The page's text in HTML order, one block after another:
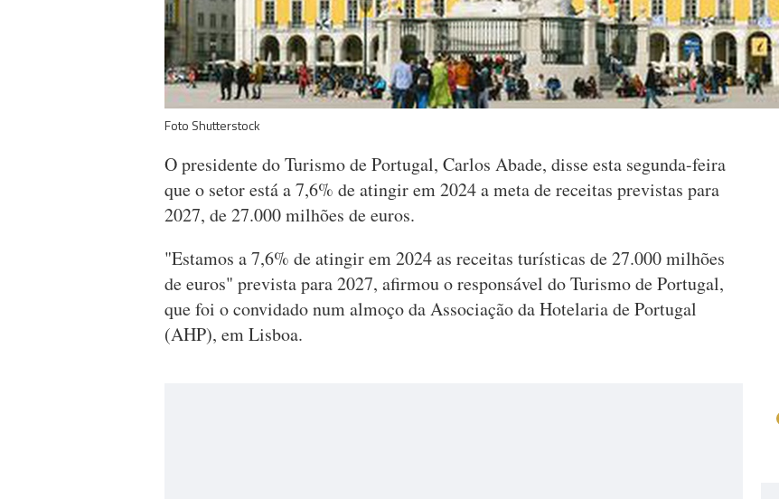
Foto Shutterstock
O presidente do Turismo de Portugal, Carlos Abade, disse esta segunda-feira
que o setor está a 7,6% de atingir em 2024 a meta de receitas previstas para
2027, de 27.000 milhões de euros.
"Estamos a 7,6% de atingir em 2024 as receitas turísticas de 27.000 milhões
de euros" prevista para 2027, afirmou o responsável do Turismo de Portugal,
que foi o convidado num almoço da Associação da Hotelaria de Portugal
(AHP), em Lisboa.